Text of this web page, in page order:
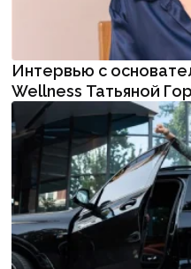
Интервью с
Wellness Татьяной